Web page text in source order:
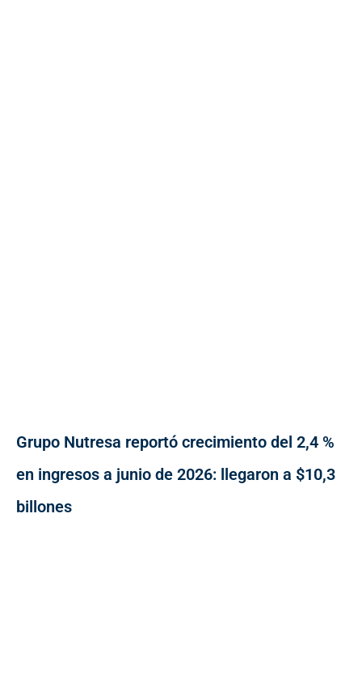
Grupo Nutresa reportó crecimiento del 2,4 %
en ingresos a junio de 2026: llegaron a $10,3
billones